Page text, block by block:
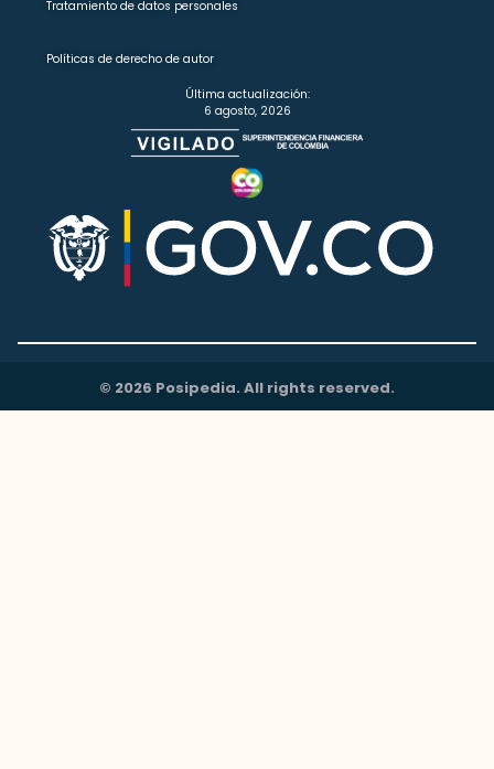
Tratamiento de datos personales
Políticas de derecho de autor
Última actualización:
6 agosto, 2026
© 2026 Posipedia. All rights reserved.